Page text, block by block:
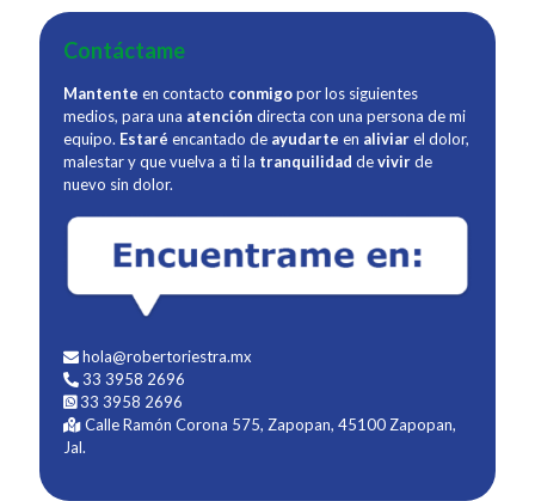
Contáctame
Mantente en contacto conmigopor los siguientes
medios, para una atención directa con una persona de mi
equipo. Estaré encantado de ayudarte en aliviarel dolor,
malestar y que vuelva a ti la tranquilidad devivirde
nuevo sin dolor.
hola@robertoriestra.mx
33 3958 2696
33 3958 2696
Calle Ramón Corona 575, Zapopan, 45100 Zapopan,
Jal.